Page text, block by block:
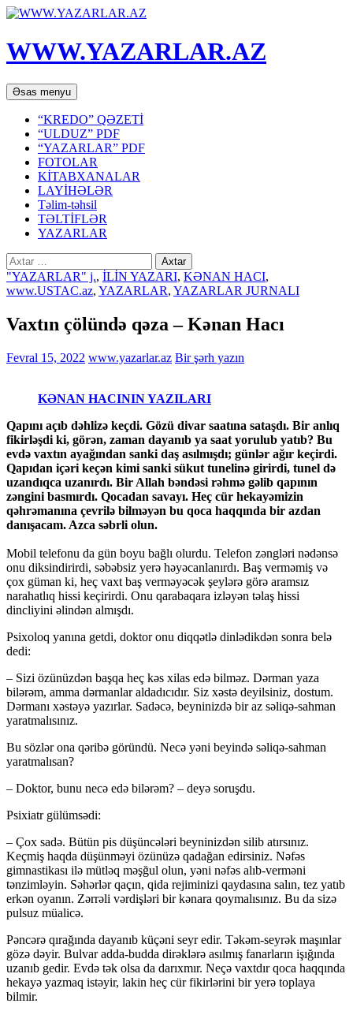
WWW.YAZARLAR.AZ
Axtar
Əsas menyu Mühtəviyyata
keç
“KREDO” QƏZETİ
“ULDUZ” PDF
“YAZARLAR” PDF
FOTOLAR
KİTABXANALAR
LAYİHƏLƏR
Təlim-təhsil
TƏLTİFLƏR
YAZARLAR
Axtarış:
"YAZARLAR" j., İLİN YAZARI, KƏNAN HACI,
www.USTAC.az, YAZARLAR, YAZARLAR JURNALI
Vaxtın çölündə qəza – Kənan Hacı
Fevral 15, 2022 www.yazarlar.az Bir şərh yazın
KƏNAN HACININ YAZILARI
Qapını açıb dəhlizə keçdi. Gözü divar saatına sataşdı. Bir anlıq
fikirləşdi ki, görən, zaman dayanıb ya saat yorulub yatıb? Bu
evdə vaxtın ayağından sanki daş asılmışdı; günlər ağır keçirdi.
Qapıdan içəri keçən kimi sanki sükut tunelinə girirdi, tunel də
uzandıqca uzanırdı. Bir Allah bəndəsi rəhmə gəlib qapının
zəngini basmırdı. Qocadan savayı. Heç cür hekayəmizin
qəhrəmanına çevrilə bilməyən bu qoca haqqında bir azdan
danışacam. Azca səbrli olun.
Mobil telefonu da gün boyu bağlı olurdu. Telefon zəngləri nədənsə
onu diksindirirdi, səbəbsiz yerə həyəcanlanırdı. Baş verməmiş və
çox güman ki, heç vaxt baş verməyəcək şeylərə görə aramsız
narahatlıq hissi keçirirdi. Onu qarabaqara izləyən təlaş hissi
dincliyini əlindən almışdı.
Psixoloq yanına getdi, doktor onu diqqətlə dinlədikdən sonra belə
dedi:
– Sizi özünüzdən başqa heç kəs xilas edə bilməz. Dərman yaza
bilərəm, amma dərmanlar aldadıcıdır. Siz xəstə deyilsiniz, dostum.
Dərmanı xəstəyə yazırlar. Sadəcə, beyninizdə bir az səliqə-sahman
yaratmalısınız.
Bu sözlər ona qəribə göründü. Necə yəni beyində səliqə-sahman
yaratmalısan?
– Doktor, bunu necə edə bilərəm? – deyə soruşdu.
Psixiatr gülümsədi:
– Çox sadə. Bütün pis düşüncələri beyninizdən silib atırsınız.
Keçmiş haqda düşünməyi özünüzə qadağan edirsiniz. Nəfəs
gimnastikası ilə mütləq məşğul olun, yəni nəfəs alıb-verməni
tənzimləyin. Səhərlər qaçın, qida rejiminizi qaydasına salın, tez yatıb
erkən oyanın. Zərrəli vərdişləri bir kənara qoymalısınız. Bu da sizə
pulsuz müalicə.
Pəncərə qırağında dayanıb küçəni seyr edir. Təkəm-seyrək maşınlar
gözə dəyir. Bulvar adda-budda dirəklərə asılmış fanarların işığında
uzanıb gedir. Evdə tək olsa da darıxmır. Neçə vaxtdır qoca haqqında
hekayə yazmaq istəyir, lakin heç cür fikirlərini bir yerə toplaya
bilmir.